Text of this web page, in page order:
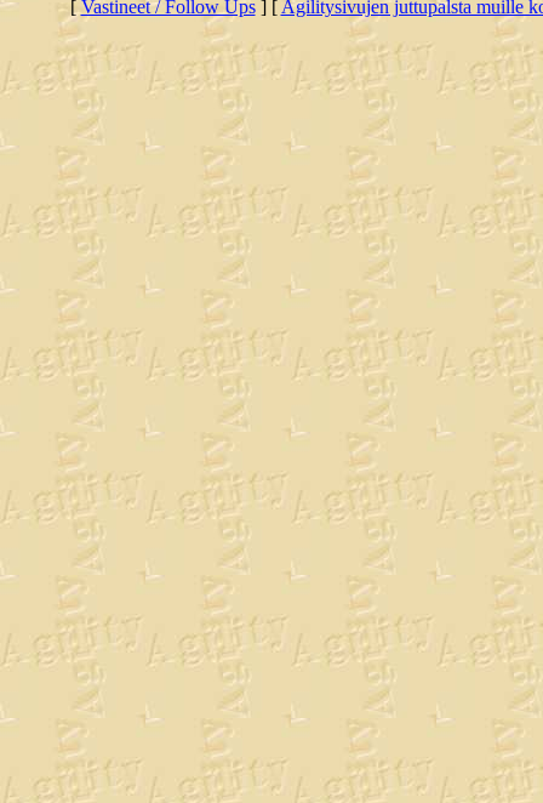
[Vastineet / Follow Ups] [Agilitysivujen juttupalsta muille